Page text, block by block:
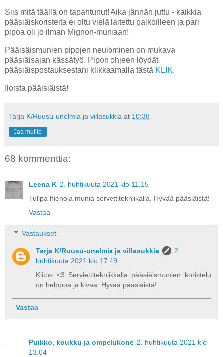
Siis mitä täällä on tapahtunut! Aika jännän juttu - kaikkia
pääsiäiskoristeita ei oltu vielä laitettu paikoilleen ja pari
pipoa oli jo ilman Mignon-muniaan!
Pääisäismunien pipojen neulominen on mukava
pääsiäisajan kässätyö. Pipon ohjeen löydät
pääsiäispostauksestani klikkaamalla tästä KLIK.
Iloista pääisiäistä!
Tarja K/Ruusu-unelmia ja villasukkia at 10:38
Jaa muille
68 kommenttia:
Leena K 2. huhtikuuta 2021 klo 11.15
Tulipa hienoja munia servettitekniikalla. Hyvää pääsiäistä!
Vastaa
Vastaukset
Tarja K/Ruusu-unelmia ja villasukkia
2.
huhtikuuta 2021 klo 17.49
Kiitos <3 Serviettitekniikkalla pääsiäismunien koristelu
on helppoa ja kivaa. Hyvää pääsiäistä!
Vastaa
Puikko, koukku ja ompelukone 2. huhtikuuta 2021 klo
13.04